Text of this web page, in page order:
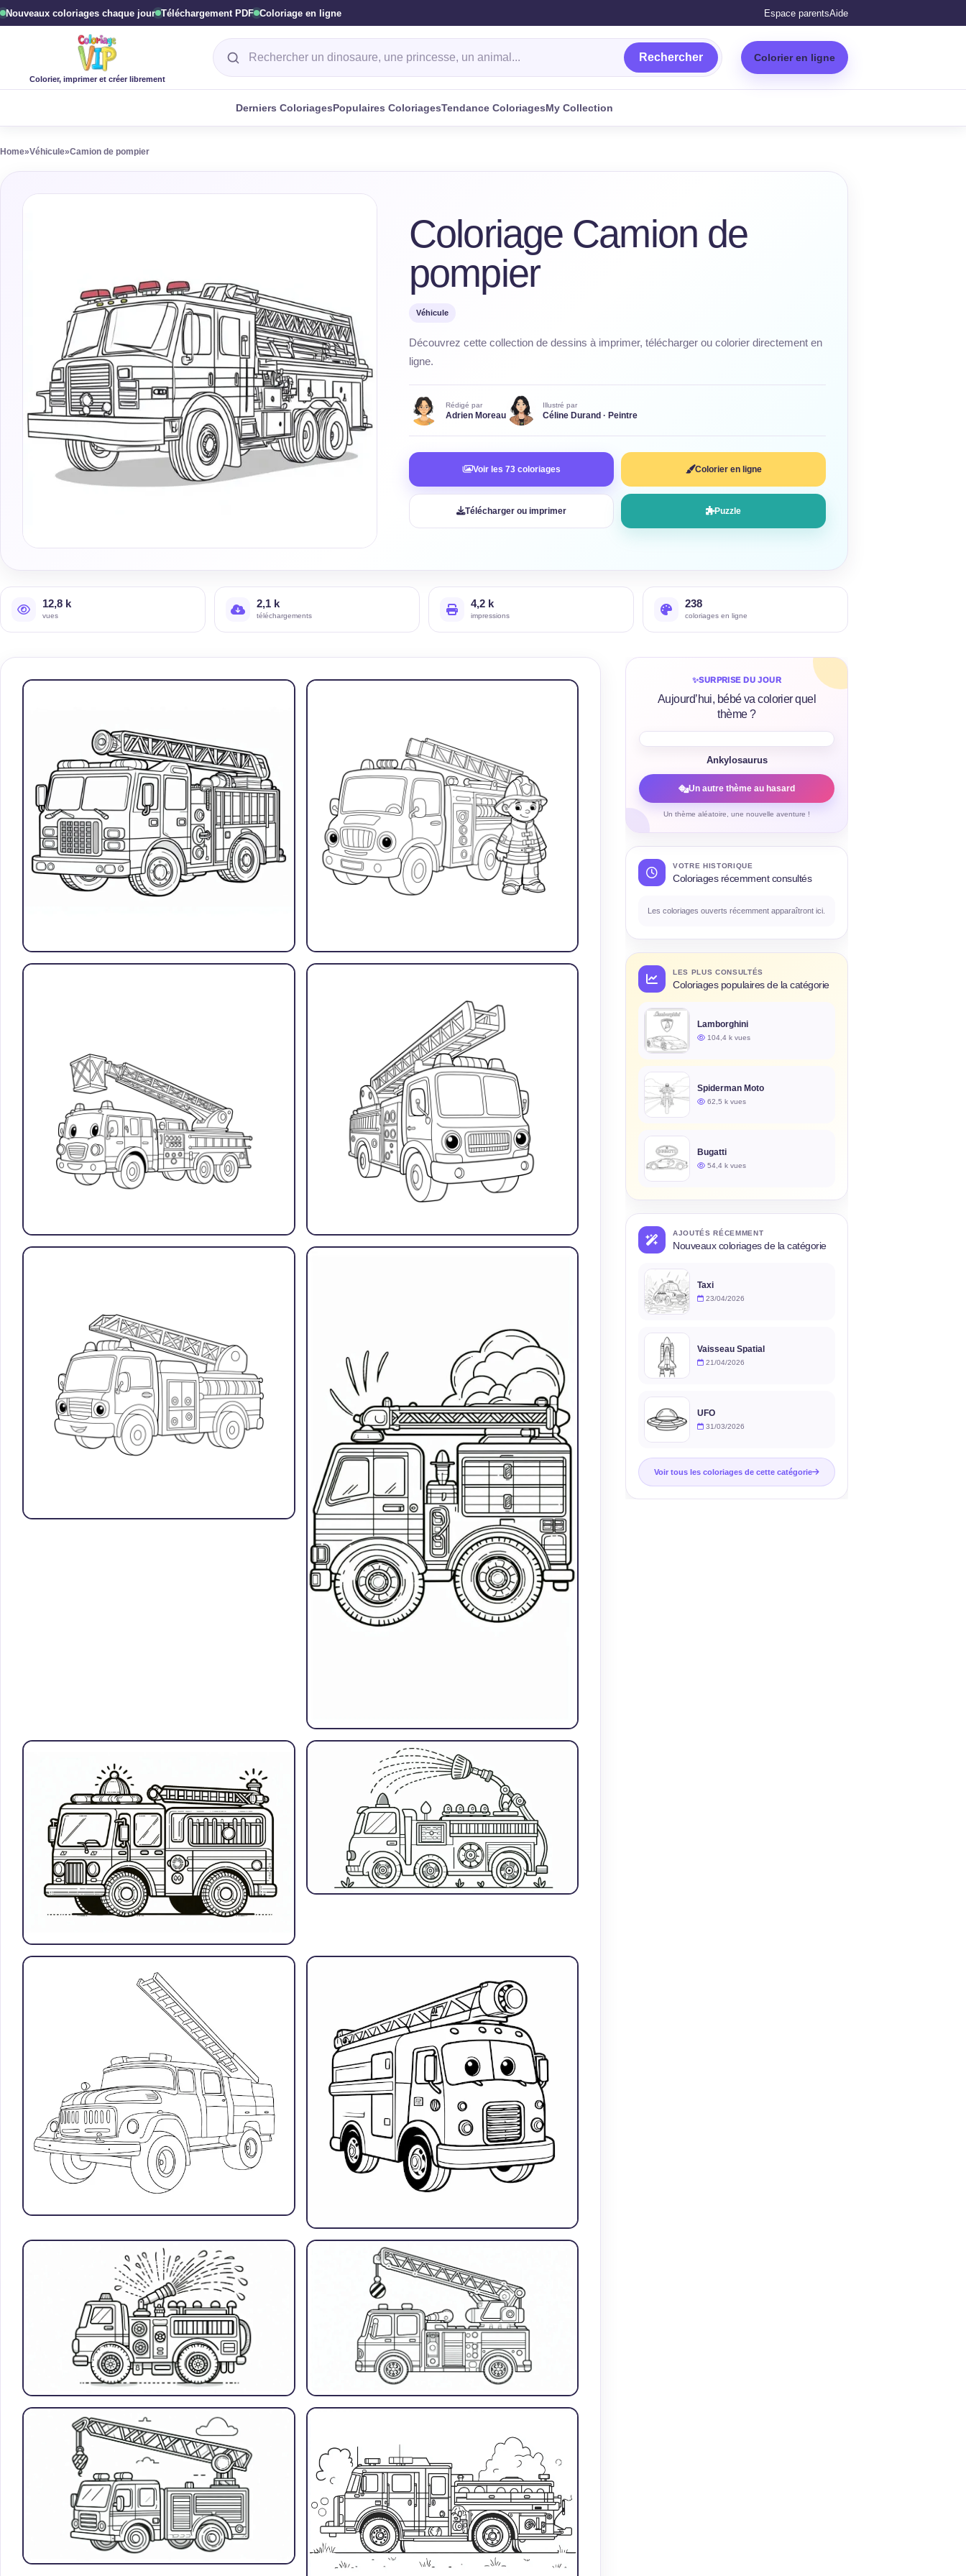
Nouveaux coloriages chaque jour Téléchargement PDF Coloriage en ligne Espace parentsAide
Colorier, imprimer et créer librement
Rechercher un coloriage
Rechercher Colorier en ligne
Derniers ColoriagesPopulaires ColoriagesTendance ColoriagesMy Collection
Home»Véhicule»Camion de pompier
Coloriage Camion de
pompier
Véhicule
Découvrez cette collection de dessins à imprimer, télécharger ou colorier directement en
ligne.
Rédigé par
Adrien Moreau
Illustré par
Céline Durand · Peintre
Voir les 73 coloriages Colorier en ligne
Télécharger ou imprimer Puzzle
12,8 k
vues
2,1 k
téléchargements
4,2 k
impressions
238
coloriages en ligne
✨SURPRISE DU JOUR
Aujourd’hui, bébé va colorier quel
thème ?
Ankylosaurus
Un autre thème au hasard
Un thème aléatoire, une nouvelle aventure !
VOTRE HISTORIQUE
Coloriages récemment consultés
Les coloriages ouverts récemment apparaîtront ici.
LES PLUS CONSULTÉS
Coloriages populaires de la catégorie
Lamborghini
104,4 k vues
Spiderman Moto
62,5 k vues
Bugatti
54,4 k vues
AJOUTÉS RÉCEMMENT
Nouveaux coloriages de la catégorie
Taxi
23/04/2026
Vaisseau Spatial
21/04/2026
UFO
31/03/2026
Voir tous les coloriages de cette catégorie